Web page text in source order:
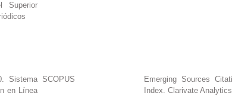
Superior
Sistema
en Línea
SCOPUS
Emerging Sources
Index. Clarivate Analytics